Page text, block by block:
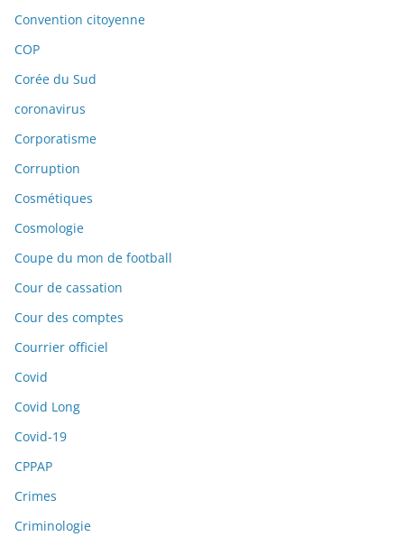
Convention citoyenne
COP
Corée du Sud
coronavirus
Corporatisme
Corruption
Cosmétiques
Cosmologie
Coupe du mon de football
Cour de cassation
Cour des comptes
Courrier officiel
Covid
Covid Long
Covid-19
CPPAP
Crimes
Criminologie